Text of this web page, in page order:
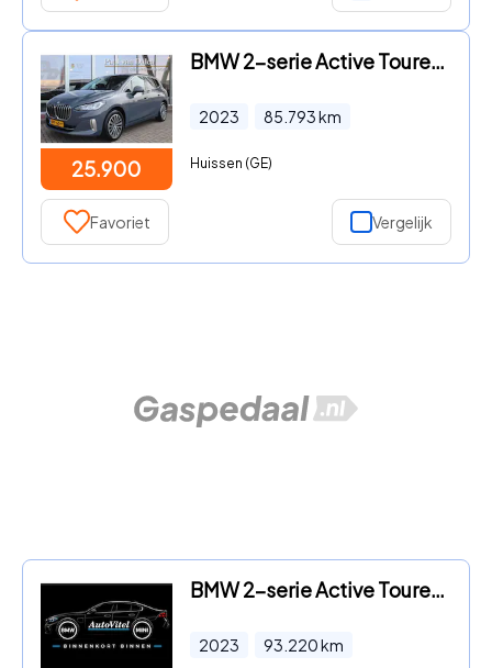
25.900
BMW 2-serie Active Tourer - (u06) 218i 136PK AUTOMAAT LUXURY Navi | Dab | Camera | Wides
2023 85.793km
Huissen (GE)
Favoriet Vergelijk
BMW 2-serie Active Tourer - 225e xDrive | Sportleder | M-Stuurwiel | Camera | Carplay
2023 93.220km